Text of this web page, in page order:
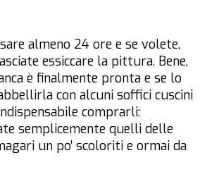
almeno 24 ore e se volete,
essiccare la pittura. Bene,
è finalmente pronta e se lo
con alcuni soffici cuscini
comprarli:
semplicemente quelli delle
un po’ scoloriti e ormai da